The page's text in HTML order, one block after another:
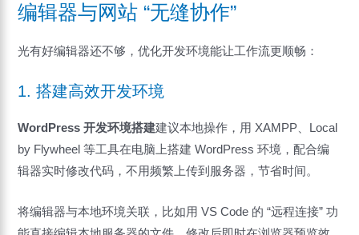
编辑器与网站 “无缝协作”
光有好编辑器还不够，优化开发环境能让工作流更顺畅：
1. 搭建高效开发环境
WordPress 开发环境搭建建议本地操作，用 XAMPP、Local
by Flywheel 等工具在电脑上搭建 WordPress 环境，配合编
辑器实时修改代码，不用频繁上传到服务器，节省时间。
将编辑器与本地环境关联，比如用 VS Code 的 “远程连接” 功